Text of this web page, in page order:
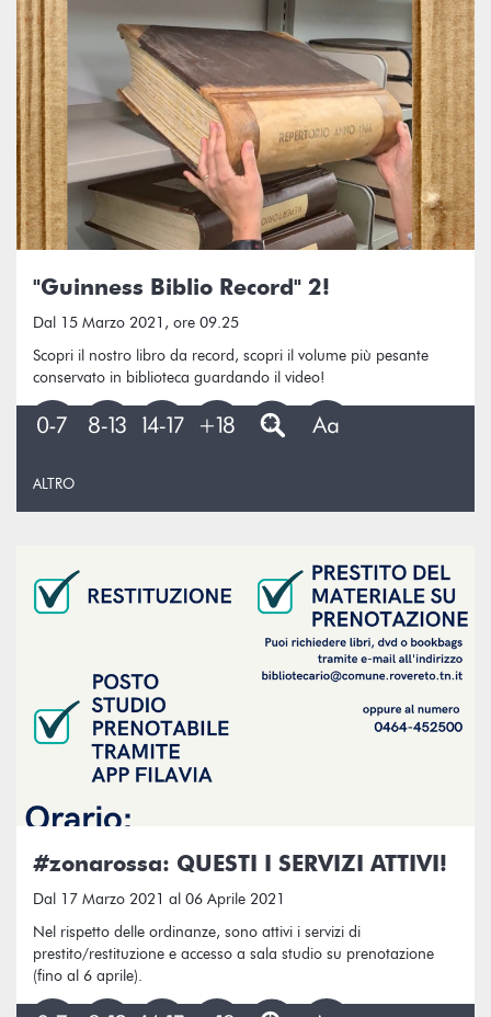
"Guinness Biblio Record" 2!
Dal 15 Marzo 2021, ore 09.25
Scopri il nostro libro da record, scopri il volume più pesante
conservato in biblioteca guardando il video!
ALTRO
#zonarossa: QUESTI I SERVIZI ATTIVI!
Dal 17 Marzo 2021 al 06 Aprile 2021
Nel rispetto delle ordinanze, sono attivi i servizi di
prestito/restituzione e accesso a sala studio su prenotazione
(fino al 6 aprile).